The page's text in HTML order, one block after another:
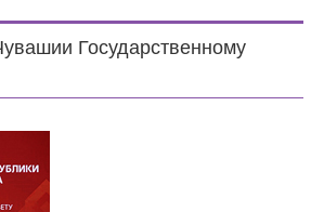
Государственному